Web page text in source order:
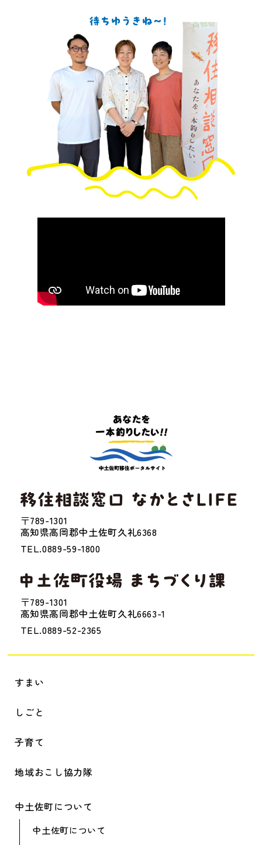
〒789-1301
高知県高岡郡中土佐町久礼6368
TEL.0889-59-1800
〒789-1301
高知県高岡郡中土佐町久礼6663-1
TEL.0889-52-2365
すまい
しごと
子育て
地域おこし協力隊
中土佐町について
中土佐町について